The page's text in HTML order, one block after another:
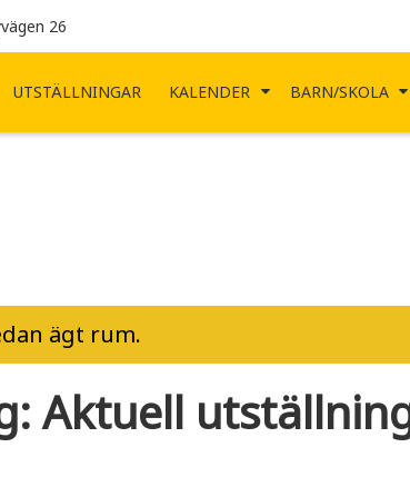
26
UTSTÄLLNINGAR KALENDER BARN/SKOLA
ägt rum.
Aktuell